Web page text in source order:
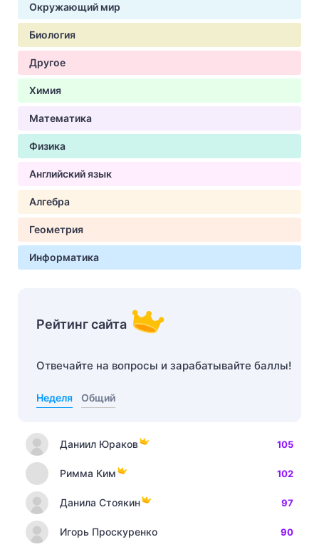
Окружающий мир
Биология
Другое
Химия
Математика
Физика
Английский язык
Алгебра
Геометрия
Информатика
Рейтинг сайта
Отвечайте на вопросы и зарабатывайте баллы!
Неделя Общий
Даниил Юраков 105
Римма Ким 102
Данила Стоякин 97
Игорь Проскуренко 90